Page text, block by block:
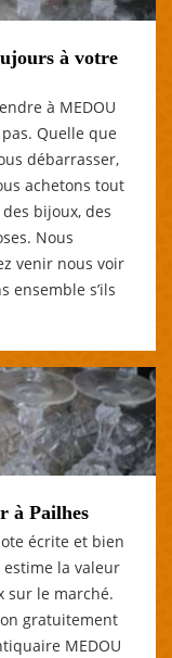
à votre
à MEDOU
Quelle que
débarrasser,
achetons tout
bijoux, des
Nous
venir nous voir
ensemble s’ils
à Pailhes
écrite et bien
la valeur
sur le marché.
gratuitement
MEDOU